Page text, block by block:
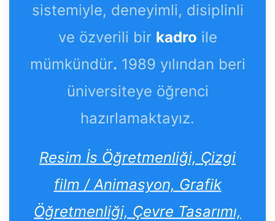
sistemiyle, deneyimli, disiplinli
ve özverili bir kadro ile
mümkündür. 1989 yılından beri
üniversiteye öğrenci
hazırlamaktayız.
Resim İs Öğretmenliği, Çizgi
film / Animasyon, Grafik
Öğretmenliği, Çevre Tasarımı,